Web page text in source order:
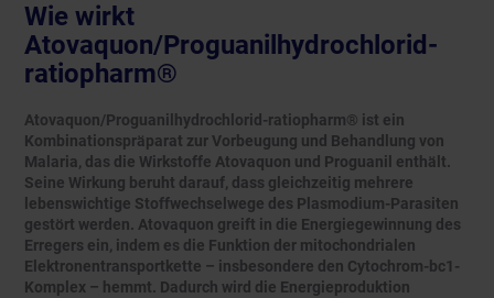
Wie wirkt
Atovaquon/Proguanilhydrochlorid-
ratiopharm®
Atovaquon/Proguanilhydrochlorid-ratiopharm® ist ein
Kombinationspräparat zur Vorbeugung und Behandlung von
Malaria, das die Wirkstoffe Atovaquon und Proguanil enthält.
Seine Wirkung beruht darauf, dass gleichzeitig mehrere
lebenswichtige Stoffwechselwege des Plasmodium-Parasiten
gestört werden. Atovaquon greift in die Energiegewinnung des
Erregers ein, indem es die Funktion der mitochondrialen
Elektronentransportkette – insbesondere den Cytochrom-bc1-
Komplex – hemmt. Dadurch wird die Energieproduktion